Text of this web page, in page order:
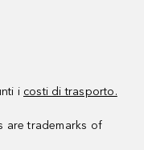
i costi di trasporto.
are trademarks of